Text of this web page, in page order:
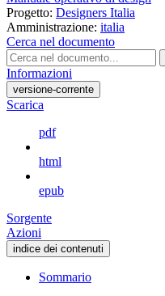
Progetto: Designers Italia
Amministrazione: italia
Cerca nel documento
Informazioni
versione-corrente
Scarica
pdf
html
epub
Sorgente
Azioni
indice dei contenuti
Sommario